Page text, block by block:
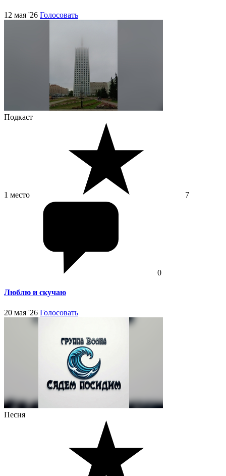
12 мая '26 Голосовать
Подкаст
1 место 7
0
Люблю и скучаю
20 мая '26 Голосовать
Песня